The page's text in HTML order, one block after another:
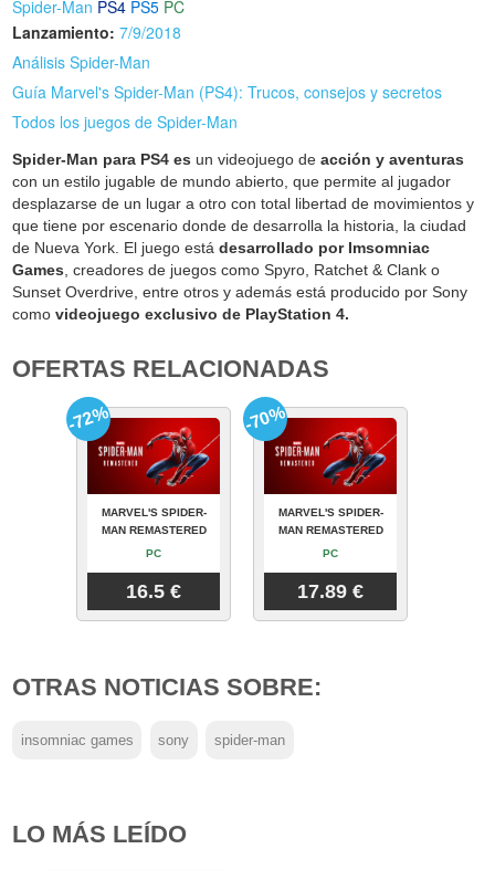
Spider-Man PS4 PS5 PC
Lanzamiento: 7/9/2018
Análisis Spider-Man
Guía Marvel's Spider-Man (PS4): Trucos, consejos y secretos
Todos los juegos de Spider-Man
Spider-Man para PS4 es un videojuego de acción y aventuras
con un estilo jugable de mundo abierto, que permite al jugador
desplazarse de un lugar a otro con total libertad de movimientos y
que tiene por escenario donde de desarrolla la historia, la ciudad
de Nueva York. El juego estádesarrollado por Imsomniac
Games , creadores de juegos como Spyro, Ratchet & Clank o
Sunset Overdrive, entre otros y además está producido por Sony
comovideojuego exclusivo de PlayStation 4.
OFERTAS RELACIONADAS
MARVEL'S SPIDER-
MAN REMASTERED
PC
16.5 €
-72%
MARVEL'S SPIDER-
MAN REMASTERED
PC
17.89 €
-70%
OTRAS NOTICIAS SOBRE:
insomniac games sony spider-man
LO MÁS LEÍDO